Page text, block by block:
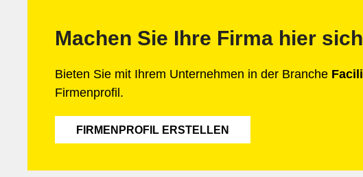
Machen Sie Ihre Firma hier
Bieten Sie mit Ihrem Unternehmen in der Branche
Firmenprofil.
FIRMENPROFIL ERSTELLEN